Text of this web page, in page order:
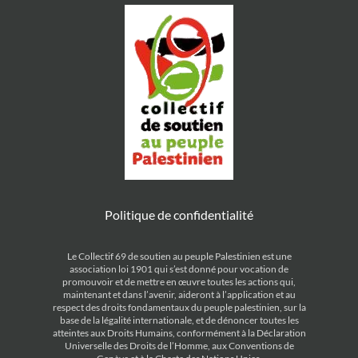
Politique de confidentialité
Le Collectif 69 de soutien au peuple Palestinien est une
association loi 1901 qui s’est donné pour vocation de
promouvoir et de mettre en œuvre toutes les actions qui,
maintenant et dans l’avenir, aideront à l’application et au
respect des droits fondamentaux du peuple palestinien, sur la
base de la légalité internationale, et de dénoncer toutes les
atteintes aux Droits Humains, conformément à la Déclaration
Universelle des Droits de l’Homme, aux Conventions de